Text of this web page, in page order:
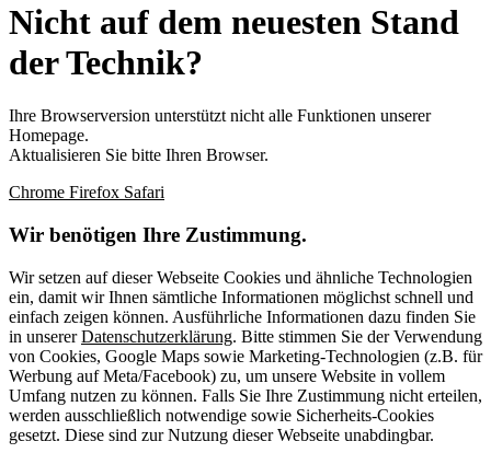
Nicht auf dem neuesten Stand
der Technik?
Ihre Browserversion unterstützt nicht alle Funktionen unserer
Homepage.
Aktualisieren Sie bitte Ihren Browser.
Chrome Firefox Safari
Wir benötigen Ihre Zustimmung.
Wir setzen auf dieser Webseite Cookies und ähnliche Technologien
ein, damit wir Ihnen sämtliche Informationen möglichst schnell und
einfach zeigen können. Ausführliche Informationen dazu finden Sie
in unsererDatenschutzerklärung. Bitte stimmen Sie der Verwendung
von Cookies, Google Maps sowie Marketing-Technologien (z.B. für
Werbung auf Meta/Facebook) zu, um unsere Website in vollem
Umfang nutzen zu können. Falls Sie Ihre Zustimmung nicht erteilen,
werden ausschließlich notwendige sowie Sicherheits-Cookies
gesetzt. Diese sind zur Nutzung dieser Webseite unabdingbar.